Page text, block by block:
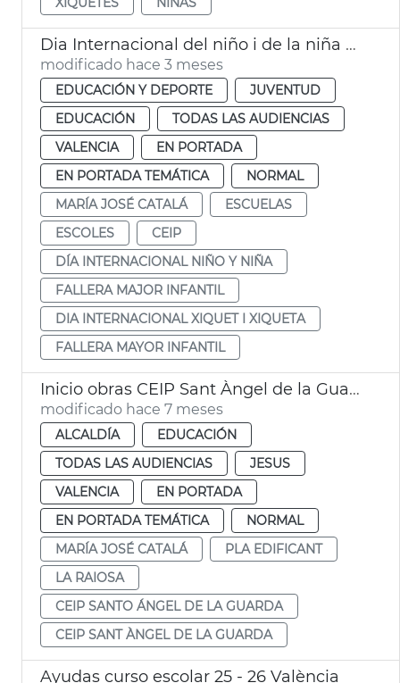
Dia Internacional del niño i de la niña València
modificado hace 3 meses
EDUCACIÓN Y DEPORTE
JUVENTUD
EDUCACIÓN
TODAS LAS AUDIENCIAS
VALENCIA
EN PORTADA
EN PORTADA TEMÁTICA
NORMAL
MARÍA JOSÉ CATALÁ
ESCUELAS
ESCOLES
CEIP
DÍA INTERNACIONAL NIÑO Y NIÑA
FALLERA MAJOR INFANTIL
DIA INTERNACIONAL XIQUET I XIQUETA
FALLERA MAYOR INFANTIL
Inicio obras CEIP Sant Àngel de la Guarda València
modificado hace 7 meses
ALCALDÍA
EDUCACIÓN
TODAS LAS AUDIENCIAS
JESUS
VALENCIA
EN PORTADA
EN PORTADA TEMÁTICA
NORMAL
MARÍA JOSÉ CATALÁ
PLA EDIFICANT
LA RAIOSA
CEIP SANTO ÁNGEL DE LA GUARDA
CEIP SANT ÀNGEL DE LA GUARDA
Ayudas curso escolar 25 - 26 València